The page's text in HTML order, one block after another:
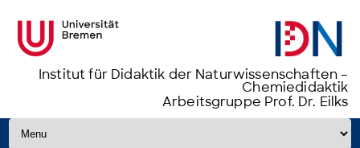
Institut für Didaktik der Naturwissenschaften –
Chemiedidaktik
Arbeitsgruppe Prof. Dr. Eilks
Zum Inhalt springen